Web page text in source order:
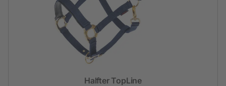
Halfter TopLine